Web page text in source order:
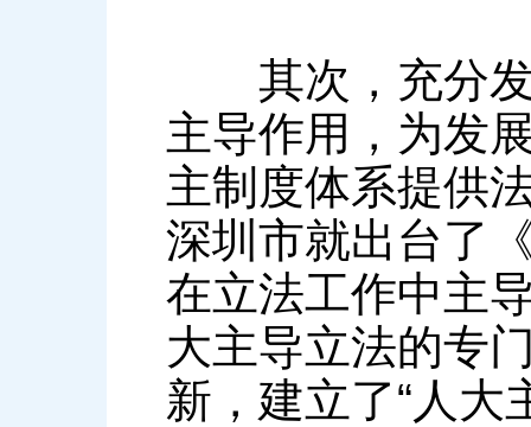
其次，充分发
主导作用，为发
主制度体系提供
深圳市就出台了
在立法工作中主
大主导立法的专
新，建立了“人大